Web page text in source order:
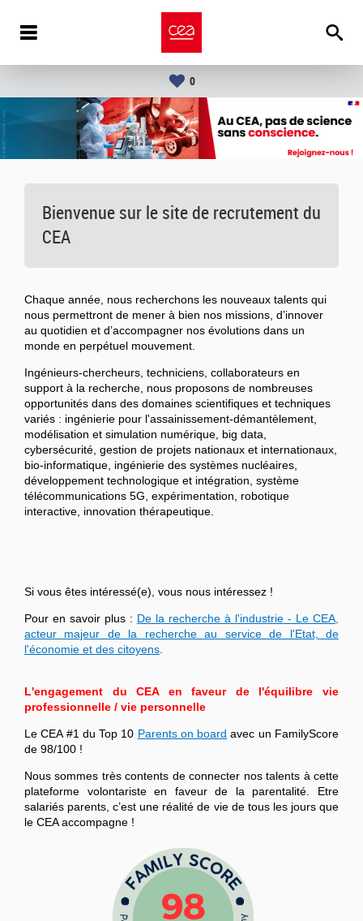
0
Bienvenue sur le site de recrutement du
CEA
Chaque année, nous recherchons les nouveaux talents qui
nous permettront de mener à bien nos missions, d’innover
au quotidien et d’accompagner nos évolutions dans un
monde en perpétuel mouvement.
Ingénieurs-chercheurs, techniciens, collaborateurs en
support à la recherche, nous proposons de nombreuses
opportunités dans des domaines scientifiques et techniques
variés : ingénierie pour l'assainissement-démantèlement,
modélisation et simulation numérique, big data,
cybersécurité, gestion de projets nationaux et internationaux,
bio-informatique, ingénierie des systèmes nucléaires,
développement technologique et intégration, système
télécommunications 5G, expérimentation, robotique
interactive, innovation thérapeutique.
Si vous êtes intéressé(e), vous nous intéressez !
Pour en savoir plus : De la recherche à l'industrie - Le CEA,
acteur majeur de la recherche au service de l'Etat, de
l'économie et des citoyens
L'engagement du CEA en faveur de l'équilibre vie
professionnelle / vie personnelle
Le CEA #1 du Top 10 Parents on board avec un FamilyScore
de 98/100 !
Nous sommes très contents de connecter nos talents à cette
plateforme volontariste en faveur de la parentalité. Etre
salariés parents, c’est une réalité de vie de tous les jours que
le CEA accompagne !